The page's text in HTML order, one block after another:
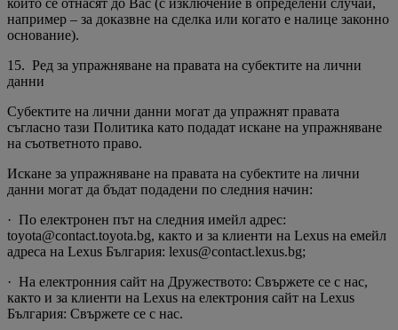
които се отнасят до Вас (с изключение в определени случаи,
например – за доказвне на сделка или когато е налице законно
основание).
15. Ред за упражняване на правата на субектите на лични
данни
Субектите на лични данни могат да упражнят правата
съгласно тази Политика като подадат искане на упражняване
на съответното право.
Искане за упражняване на правата на субектите на лични
данни могат да бъдат подадени по следния начин:
· По електронен път на следния имейл адрес:
toyota@contact.toyota.bg, както и за клиенти на Lexus на емейл
адреса на Lexus България: lexus@contact.lexus.bg;
· На електронния сайт на Дружеството: Свържете се с нас,
както и за клиенти на Lexus на електрония сайт на Lexus
България: Свържете се с нас.